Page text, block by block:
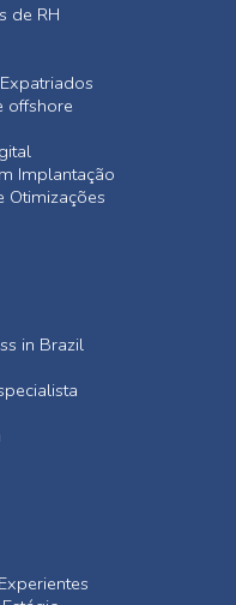
de RH
offshore
Implantação
Otimizações
in Brazil